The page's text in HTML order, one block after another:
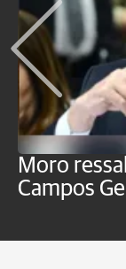
Moro
Campos